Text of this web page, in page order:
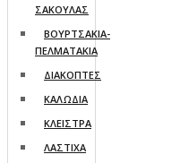
ΣΑΚΟΥΛΑΣ
ΒΟΥΡΤΣΑΚΙΑ-
ΠΕΛΜΑΤΑΚΙA
ΔΙΑΚΟΠΤΕΣ
ΚΑΛΩΔΙΑ
ΚΛΕΙΣΤΡΑ
ΛΑΣΤΙΧΑ